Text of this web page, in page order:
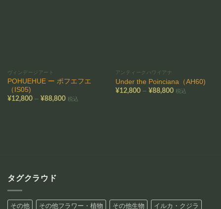
ヴィンデージアート
POHUEHUE ー ポフエフエ
（IS05)
¥12,800 – ¥88,800価税込
アンティークハワイアナ
Under the Poinciana（AH60)
¥12,800 – ¥88,800価税込
タグクラウド
その他 その他フラワー・植物 その他生物 イルカ・クジラ